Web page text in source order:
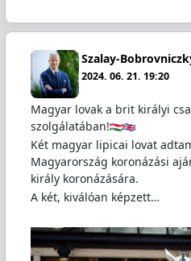
Szalay-
2024. 06. 21. 19:20
Magyar lovak a brit királyi
szolgálatában!
Két magyar lipicai lovat
Magyarország koronázási
király koronázására.
A két, kiválóan képzett…